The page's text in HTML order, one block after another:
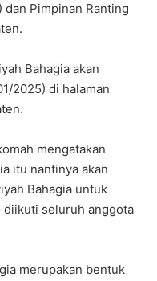
dan Pimpinan Ranting
Bahagia akan
2025) di halaman
mengatakan
itu nantinya akan
Bahagia untuk
diikuti seluruh anggota
merupakan bentuk